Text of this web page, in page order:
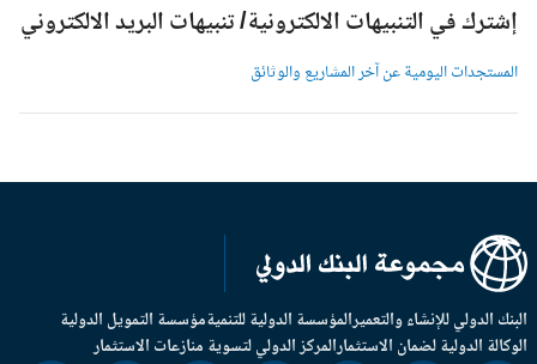
إشترك في التنبيهات الالكترونية/ تنبيهات البريد الالكتروني
المستجدات اليومية عن آخر المشاريع والوثائق
الدولي للإنشاء والتعميرالمؤسسة الدولية للتنميةمؤسسة التمويل الدولية
الدولية لضمان الاستثمارالمركز الدولي لتسوية منازعات الاستثمار